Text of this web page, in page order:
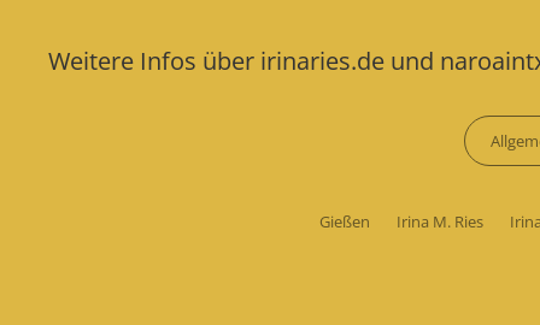
Weitere Infos über irinaries.de und
Categories
Tags,
Gießen Irina M. Ries